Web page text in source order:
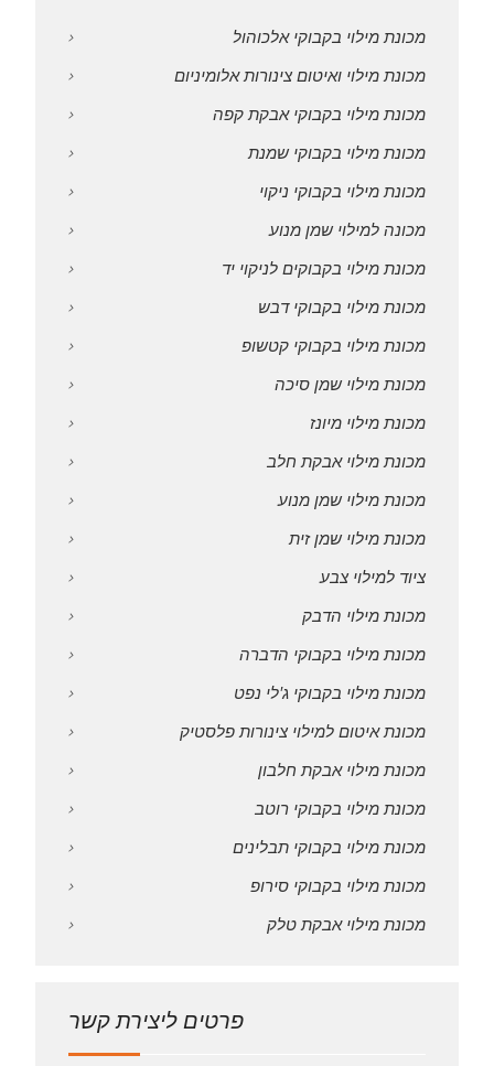
מכונת מילוי בקבוקי אלכוהול
מכונת מילוי ואיטום צינורות אלומיניום
מכונת מילוי בקבוקי אבקת קפה
מכונת מילוי בקבוקי שמנת
מכונת מילוי בקבוקי ניקוי
מכונה למילוי שמן מנוע
מכונת מילוי בקבוקים לניקוי יד
מכונת מילוי בקבוקי דבש
מכונת מילוי בקבוקי קטשופ
מכונת מילוי שמן סיכה
מכונת מילוי מיונז
מכונת מילוי אבקת חלב
מכונת מילוי שמן מנוע
מכונת מילוי שמן זית
ציוד למילוי צבע
מכונת מילוי הדבק
מכונת מילוי בקבוקי הדברה
מכונת מילוי בקבוקי ג'לי נפט
מכונת איטום למילוי צינורות פלסטיק
מכונת מילוי אבקת חלבון
מכונת מילוי בקבוקי רוטב
מכונת מילוי בקבוקי תבלינים
מכונת מילוי בקבוקי סירופ
מכונת מילוי אבקת טלק
פרטים ליצירת קשר